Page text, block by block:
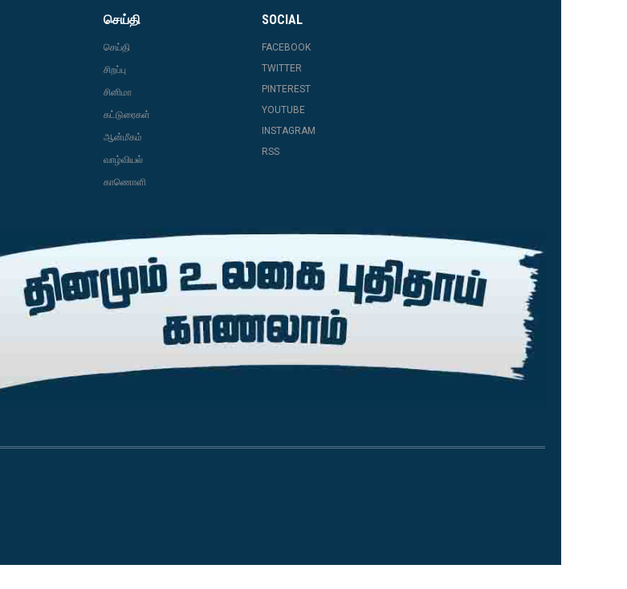
செய்தி
செய்தி
சிறப்பு
சினிமா
கட்டுரைகள்
ஆன்மீகம்
வாழ்வியல்
காணொளி
SOCIAL
FACEBOOK
TWITTER
PINTEREST
YOUTUBE
INSTAGRAM
RSS